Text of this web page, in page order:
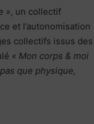
», un collectif
et l’autonomisation
collectifs issus des
« Mon corps & moi
que physique,